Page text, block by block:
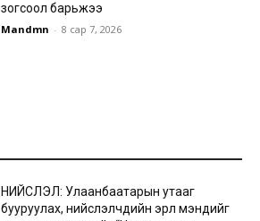
зогсоол барьжээ
Mandmn - 8 сар 7, 2026
НИЙСЛЭЛ: Улаанбаатарын утааг
бууруулах, нийслэлчүүдийн эрүүл мэндийг